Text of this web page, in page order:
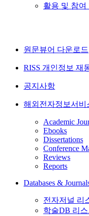
활용 및 참여
원문뷰어 다운로드
RISS 개인정보 재
공지사항
해외전자정보서비
Academic
Ebooks
Dissertations
Conference
Reviews
Reports
Databases &
전자저널 리
학술DB 리스